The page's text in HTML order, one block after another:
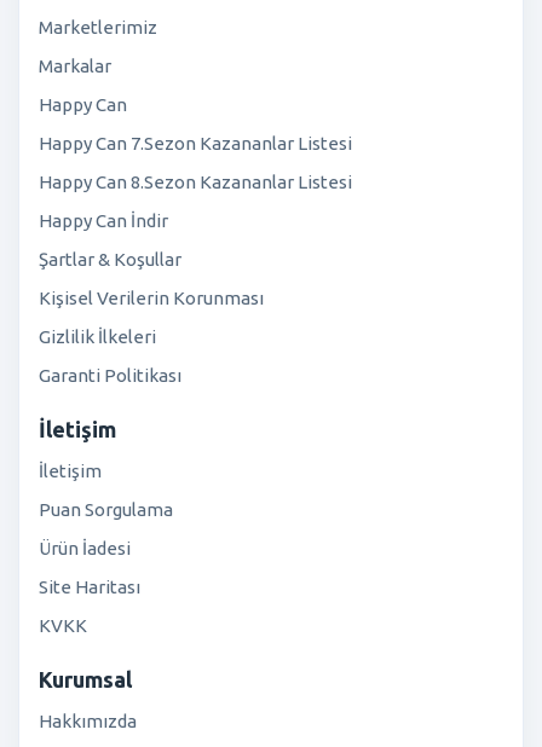
Marketlerimiz
Markalar
Happy Can
Happy Can 7.Sezon Kazananlar Listesi
Happy Can 8.Sezon Kazananlar Listesi
Happy Can İndir
Şartlar & Koşullar
Kişisel Verilerin Korunması
Gizlilik İlkeleri
Garanti Politikası
İletişim
İletişim
Puan Sorgulama
Ürün İadesi
Site Haritası
KVKK
Kurumsal
Hakkımızda